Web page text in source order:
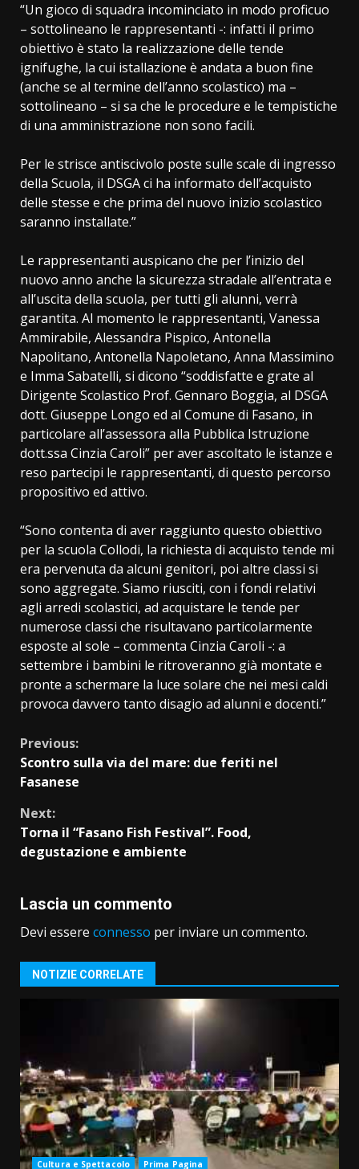
“Un gioco di squadra incominciato in modo proficuo
– sottolineano le rappresentanti -: infatti il primo
obiettivo è stato la realizzazione delle tende
ignifughe, la cui istallazione è andata a buon fine
(anche se al termine dell’anno scolastico) ma –
sottolineano – si sa che le procedure e le tempistiche
di una amministrazione non sono facili.
Per le strisce antiscivolo poste sulle scale di ingresso
della Scuola, il DSGA ci ha informato dell’acquisto
delle stesse e che prima del nuovo inizio scolastico
saranno installate.”
Le rappresentanti auspicano che per l’inizio del
nuovo anno anche la sicurezza stradale all’entrata e
all’uscita della scuola, per tutti gli alunni, verrà
garantita. Al momento le rappresentanti, Vanessa
Ammirabile, Alessandra Pispico, Antonella
Napolitano, Antonella Napoletano, Anna Massimino
e Imma Sabatelli, si dicono “soddisfatte e grate al
Dirigente Scolastico Prof. Gennaro Boggia, al DSGA
dott. Giuseppe Longo ed al Comune di Fasano, in
particolare all’assessora alla Pubblica Istruzione
dott.ssa Cinzia Caroli” per aver ascoltato le istanze e
reso partecipi le rappresentanti, di questo percorso
propositivo ed attivo.
“Sono contenta di aver raggiunto questo obiettivo
per la scuola Collodi, la richiesta di acquisto tende mi
era pervenuta da alcuni genitori, poi altre classi si
sono aggregate. Siamo riusciti, con i fondi relativi
agli arredi scolastici, ad acquistare le tende per
numerose classi che risultavano particolarmente
esposte al sole – commenta Cinzia Caroli -: a
settembre i bambini le ritroveranno già montate e
pronte a schermare la luce solare che nei mesi caldi
provoca davvero tanto disagio ad alunni e docenti.”
Continue
Reading
Previous:
Scontro sulla via del mare: due feriti nel
Fasanese
Next:
Torna il “Fasano Fish Festival”. Food,
degustazione e ambiente
Lascia un commento
Devi essere connesso per inviare un commento.
NOTIZIE CORRELATE
Cultura e Spettacolo Prima Pagina